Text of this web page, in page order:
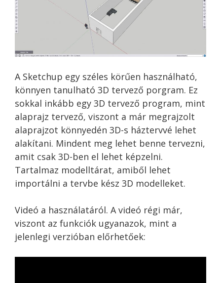
A Sketchup egy széles körűen használható,
könnyen tanulható 3D tervező porgram. Ez
sokkal inkább egy 3D tervező program, mint
alaprajz tervező, viszont a már megrajzolt
alaprajzot könnyedén 3D-s háztervvé lehet
alakítani. Mindent meg lehet benne tervezni,
amit csak 3D-ben el lehet képzelni.
Tartalmaz modelltárat, amiből lehet
importálni a tervbe kész 3D modelleket.
Videó a használatáról. A videó régi már,
viszont az funkciók ugyanazok, mint a
jelenlegi verzióban előrhetőek: